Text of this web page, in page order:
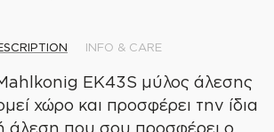
INFO & CARE
EK43S μύλος άλεσης
χώρο και προσφέρει την ίδια
άλεση που σου προσφέρει ο